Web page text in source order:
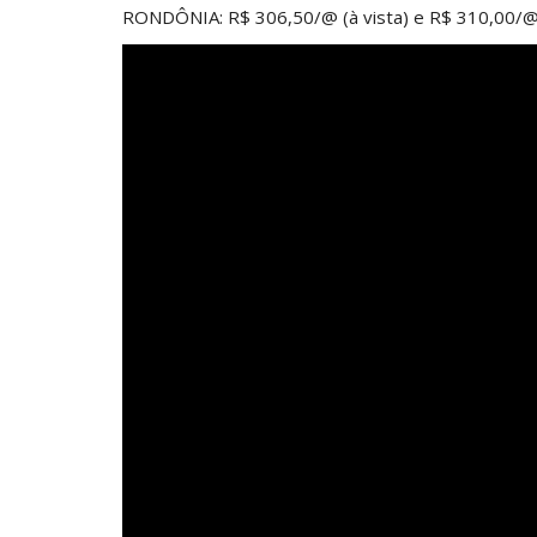
RONDÔNIA: R$ 306,50/@ (à vista) e R$ 310,00/